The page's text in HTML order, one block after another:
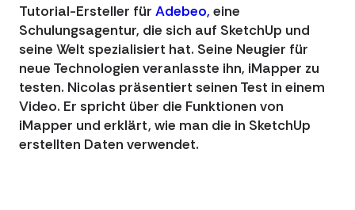
Tutorial-Ersteller für Adebeo, eine
Schulungsagentur, die sich auf SketchUp und
seine Welt spezialisiert hat. Seine Neugier für
neue Technologien veranlasste ihn, iMapper zu
testen. Nicolas präsentiert seinen Test in einem
Video. Er spricht über die Funktionen von
iMapper und erklärt, wie man die in SketchUp
erstellten Daten verwendet.